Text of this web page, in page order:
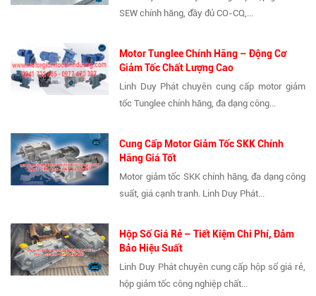
SEW chính hãng, đầy đủ CO-CQ,...
Motor Tunglee Chính Hãng – Động Cơ
Giảm Tốc Chất Lượng Cao
Linh Duy Phát chuyên cung cấp motor giảm
tốc Tunglee chính hãng, đa dạng công...
Cung Cấp Motor Giảm Tốc SKK Chính
Hãng Giá Tốt
Motor giảm tốc SKK chính hãng, đa dạng công
suất, giá cạnh tranh. Linh Duy Phát...
Hộp Số Giá Rẻ – Tiết Kiệm Chi Phí, Đảm
Bảo Hiệu Suất
Linh Duy Phát chuyên cung cấp hộp số giá rẻ,
hộp giảm tốc công nghiệp chất...